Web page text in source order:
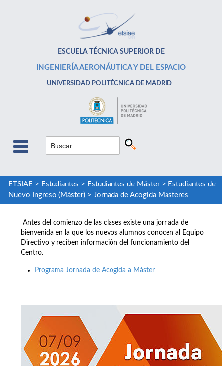
ESCUELA TÉCNICA SUPERIOR DE
INGENIERÍA AERONÁUTICA Y DEL ESPACIO
UNIVERSIDAD POLITÉCNICA DE MADRID
ETSIAE > Estudiantes > Estudiantes de Máster> Estudiantes de
Nuevo Ingreso (Máster)> Jornada de Acogida Másteres
Antes del comienzo de las clases existe una jornada de
bienvenida en la que los nuevos alumnos conocen al Equipo
Directivo y reciben información del funcionamiento del
Centro.
Programa Jornada de Acogida a Máster